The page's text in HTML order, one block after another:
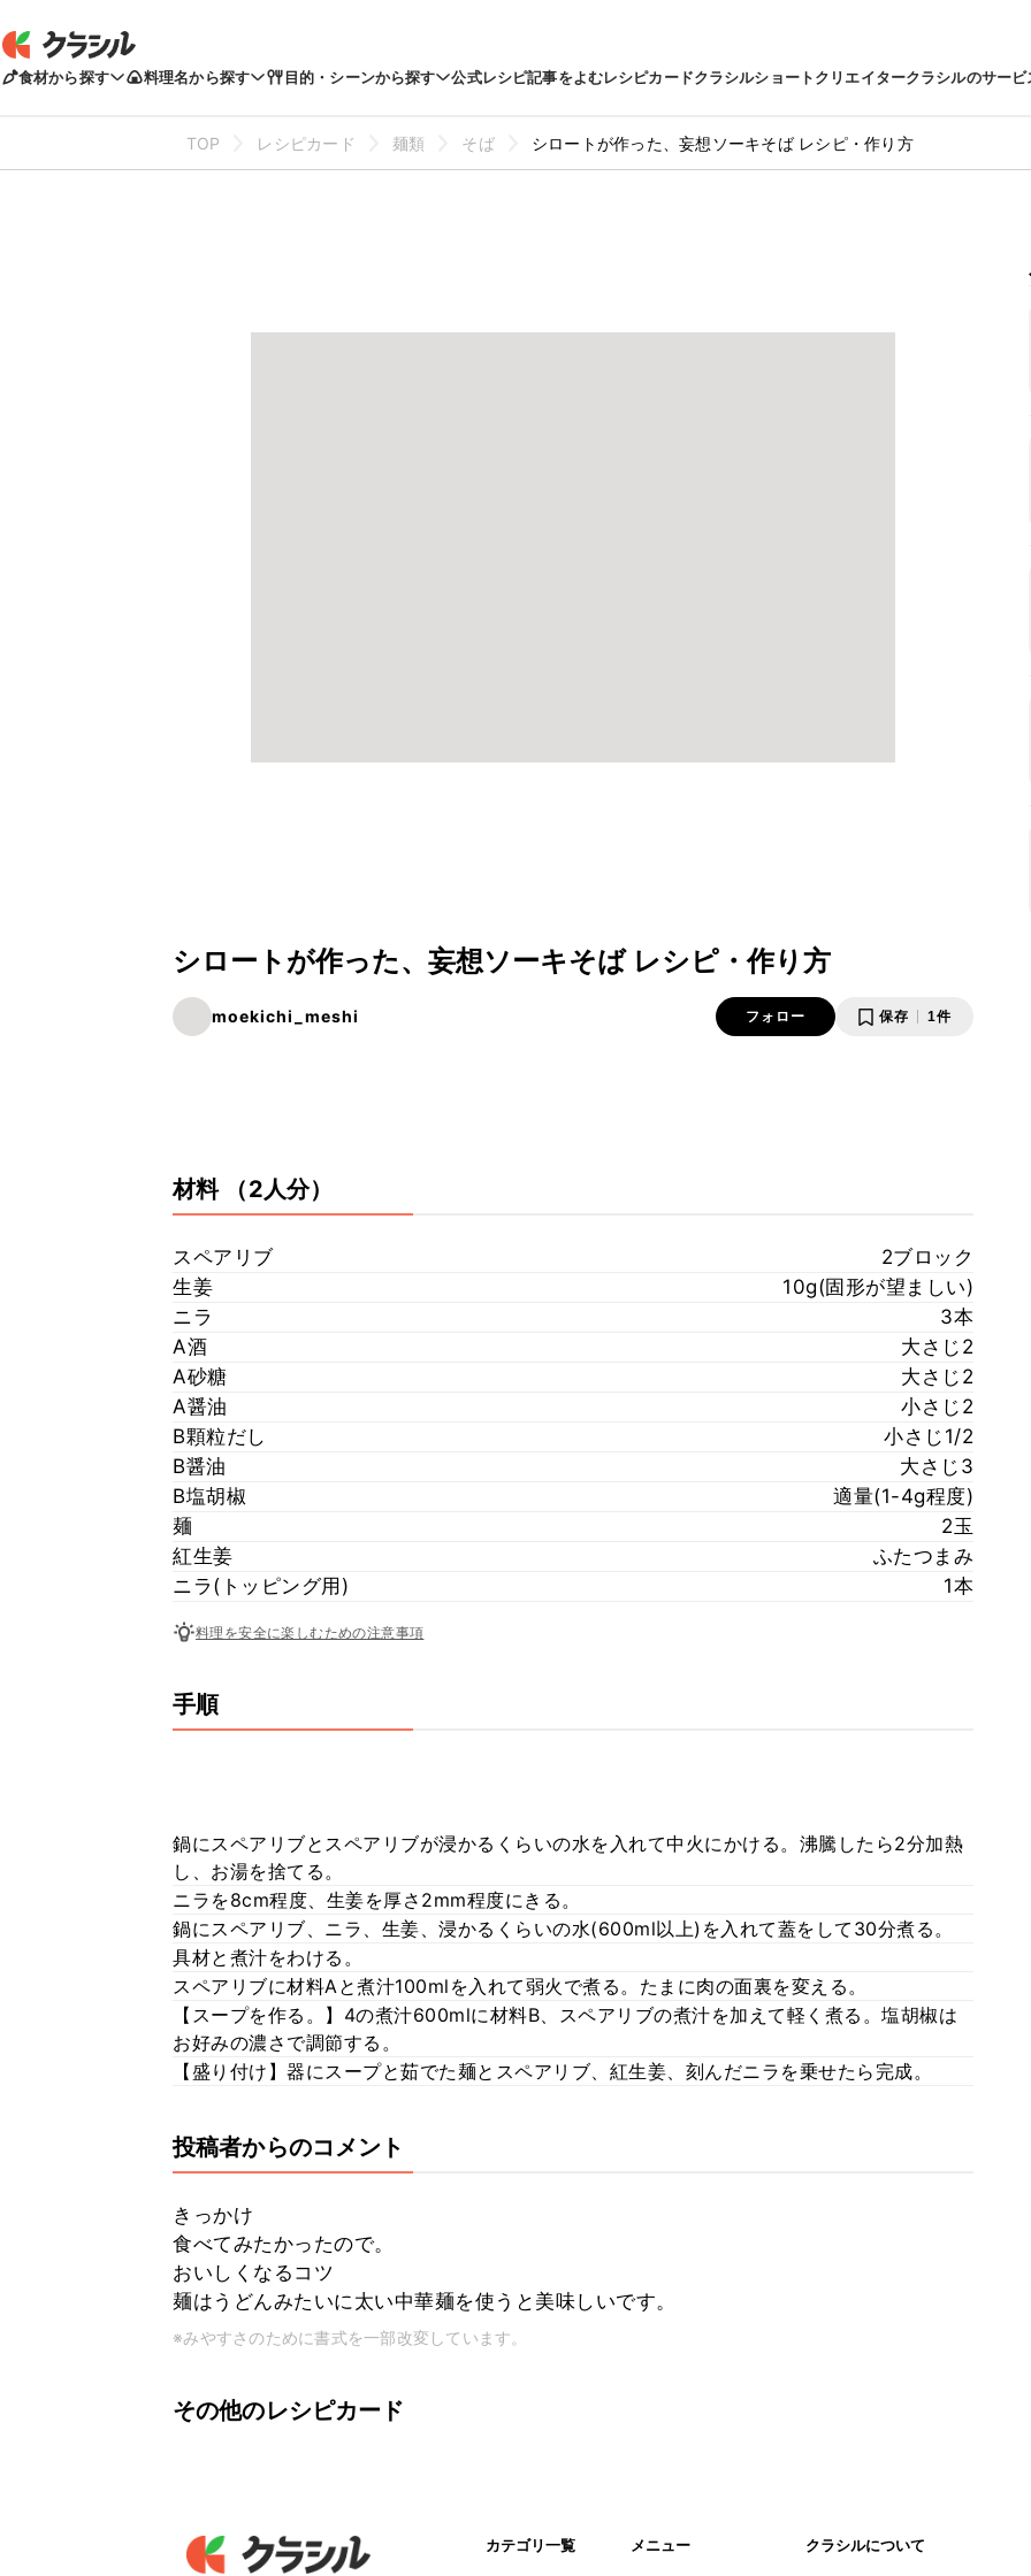
食材から探す 料理名から探す 目的・シーンから探す 公式レシピ記事をよむレシピカードクラシルショートクリエイタークラシルのサービ
TOP レシピカード 麺類 そば シロートが作った、妄想ソーキそば レシピ・作り方
シロートが作った、妄想ソーキそば レシピ・作り方
moekichi_meshi フォロー 保存 1件
材料 （2人分）
スペアリブ
2ブロック
生姜
10g(固形が望ましい)
ニラ
3本
A酒
大さじ2
A砂糖
大さじ2
A醤油
小さじ2
B顆粒だし
小さじ1/2
B醤油
大さじ3
B塩胡椒
適量(1-4g程度)
麺
2玉
紅生姜
ふたつまみ
ニラ(トッピング用)
1本
料理を安全に楽しむための注意事項
手順
鍋にスペアリブとスペアリブが浸かるくらいの水を入れて中火にかける。沸騰したら2分加熱
し、お湯を捨てる。
ニラを8cm程度、生姜を厚さ2mm程度にきる。
鍋にスペアリブ、ニラ、生姜、浸かるくらいの水(600ml以上)を入れて蓋をして30分煮る。
具材と煮汁をわける。
スペアリブに材料Aと煮汁100mlを入れて弱火で煮る。たまに肉の面裏を変える。
【スープを作る。】4の煮汁600mlに材料B、スペアリブの煮汁を加えて軽く煮る。塩胡椒は
お好みの濃さで調節する。
【盛り付け】器にスープと茹でた麺とスペアリブ、紅生姜、刻んだニラを乗せたら完成。
投稿者からのコメント
きっかけ
食べてみたかったので。
おいしくなるコツ
麺はうどんみたいに太い中華麺を使うと美味しいです。
※みやすさのために書式を一部改変しています。
その他のレシピカード
カテゴリ一覧 メニュー クラシルについて